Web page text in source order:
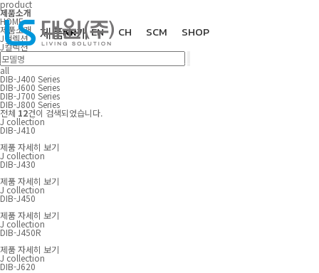
제품소개
ALL
T컬렉션
C컬렉션
N컬렉션
B컬렉션
A 컬렉션
다운로드
특허 및 인증서
설명서 및 카달로그
고객지원
모델별 기능비교표
1대1 문의
회사소개
KR EN CH SCM SHOP
product
제품소개
HOME
제품소개
J컬렉션
J컬렉션
all
DIB-J400 Series
DIB-J600 Series
DIB-J700 Series
DIB-J800 Series
전체 12건이 검색되었습니다.
J collection
DIB-J410
제품 자세히 보기
J collection
DIB-J430
제품 자세히 보기
J collection
DIB-J450
제품 자세히 보기
J collection
DIB-J450R
제품 자세히 보기
J collection
DIB-J620